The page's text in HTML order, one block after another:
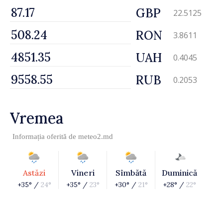
GBP 22.5125
RON 3.8611
UAH 0.4045
RUB 0.2053
Vremea
Informația oferită de meteo2.md
Astăzi
+35° / 24°
Vineri
+35° / 23°
Sîmbătă
+30° / 21°
Duminică
+28° / 22°